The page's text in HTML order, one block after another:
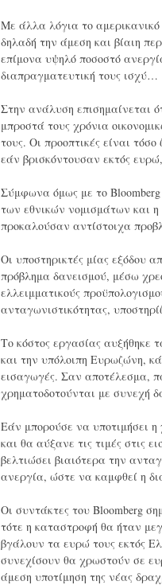
Με άλλα λόγια το αμερικανικό
δηλαδή την άμεση και βίαιη
επίμονα υψηλό ποσοστό
διαπραγματευτική τους ισχύ…
Στην ανάλυση επισημαίνεται
μπροστά τους χρόνια
τους. Οι προοπτικές είναι
εάν βρισκόντουσαν εκτός
Σύμφωνα όμως με το
των εθνικών νομισμάτων και η
προκαλούσαν αντίστοιχα
Οι υποστηρικτές μίας εξόδου
πρόβλημα δανεισμού, μέσω
ελλειμματικούς
ανταγωνιστικότητας,
Το κόστος εργασίας αυξήθηκε
και την υπόλοιπη Ευρωζώνη,
εισαγωγές. Σαν αποτέλεσμα,
χρηματοδοτούνται με συνεχή
Εάν μπορούσε να υποτιμήσει
και θα αύξανε τις τιμές στις
βελτιώσει βιαιότερα την
ανεργία, ώστε να καμφθεί η
Οι συντάκτες του Bloomberg
τότε η καταστροφή θα ήταν
βγάλουν τα ευρώ τους εκτός
συνεχίσουν θα χρωστούν σε
άμεση υποτίμηση της νέας